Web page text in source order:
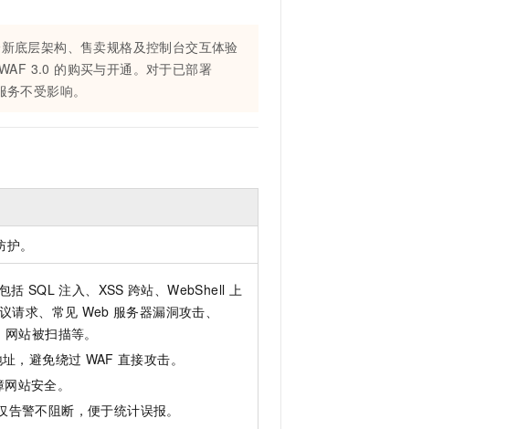
底层架构、售卖规格及控制台交互体验
3.0 的购买与开通。对于已部署
不受影响。
。
括 SQL 注入、XSS 跨站、WebShell 上
请求、常见 Web 服务器漏洞攻击、
站被扫描等。
，避免绕过 WAF 直接攻击。
站安全。
警不阻断，便于统计误报。
尖推理能力 图生视频，流畅自然，细节丰富
Wan2.7-T2V
务部署
企业级人与Agent协作平台，接入和调度多个数字员工
秒悟
云端极速 AI 应用创作平台
云防火墙
云原生的云上边界网络安全防护产品
AI 短剧/漫剧
AI助力短剧漫剧创作，剧本、分镜、视频高效生成
自动承接线索、识别商机，让客服更高效、服务更出色。
WordPress
Ubuntu
定制建站
模板小程序
定制小程序
APP 开发
建站系统
成为服务伙伴
高校合作